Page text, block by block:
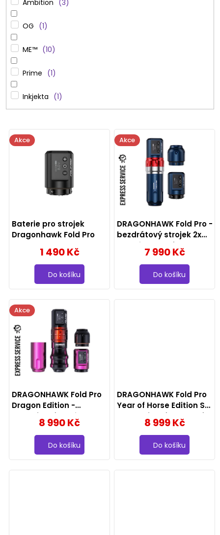
Ambition 3
OG 1
ME™ 10
Prime 1
Inkjekta 1
V
u
k
Akce
Baterie pro strojek
Dragonhawk Fold Pro
1 490 Kč
Do košíku
Akce
DRAGONHAWK Fold Pro -
bezdrátový strojek 2x
baterie, modrý
7 990 Kč
Do košíku
Akce
DRAGONHAWK Fold Pro
Dragon Edition -
bezdrátový strojek 2x
baterie8 990 Kč
Do košíku
DRAGONHAWK Fold Pro
Year of Horse Edition Set
- bezdrátový tetovací
8 999 Kč
Do košíku